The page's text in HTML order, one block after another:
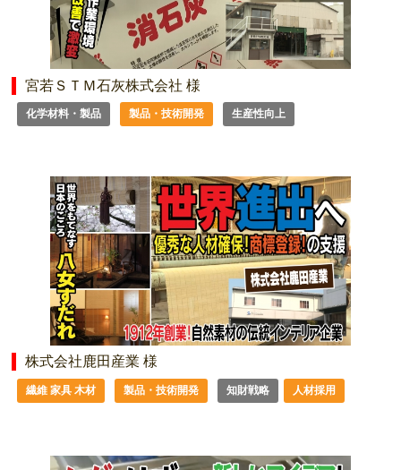
宮若ＳＴＭ石灰株式会社 様
化学材料・製品 製品・技術開発 生産性向上
株式会社鹿田産業 様
繊維 家具 木材 製品・技術開発 知財戦略 人材採用